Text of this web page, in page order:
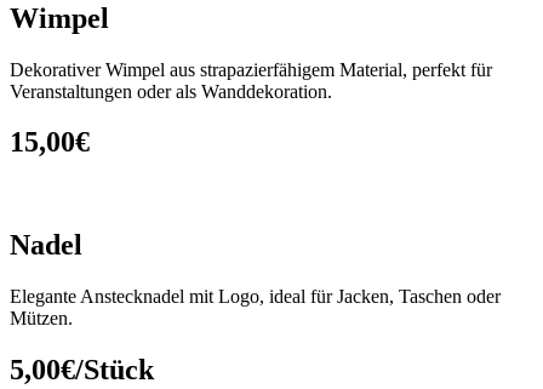
Wimpel
Dekorativer Wimpel aus strapazierfähigem Material, perfekt für
Veranstaltungen oder als Wanddekoration.
15,00€
Nadel
Elegante Anstecknadel mit Logo, ideal für Jacken, Taschen oder
Mützen.
5,00€/Stück